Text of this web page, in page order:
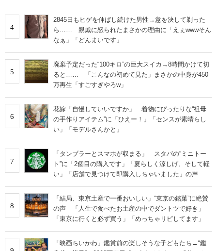
4
2845日もヒゲを伸ばし続けた男性→意を決して剃った
ら…… 親戚に怒られたまさかの理由に「えぇwwwそん
なぁ」「どんまいです」
5
廃棄予定だった“100キロ”の巨大スイカ→8時間かけて切
ると…… 「こんなの初めて見た」まさかの中身が450
万再生「すごすぎやろw」
6
花嫁「自慢していいですか」 着物にぴったりな“祖母
の手作りアイテム”に「ひえー！」「センスが素晴らし
い」「モデルさんかと」
7
「タンブラーとスマホが収まる」 スタバの“ミニトー
ト”に「2個目の購入です」「夏らしく涼しげ、そして軽
い」「店舗で見つけて即購入しちゃいました」の声
8
「結局、東京土産で一番おいしい」“東京の銘菓”に絶賛
の声 「人生で食べたお土産の中でダントツで好き」
「東京に行くと必ず買う」「めっちゃリピしてます」
「映画ちいかわ」鑑賞前の楽しそうな子どもたち→“鑑